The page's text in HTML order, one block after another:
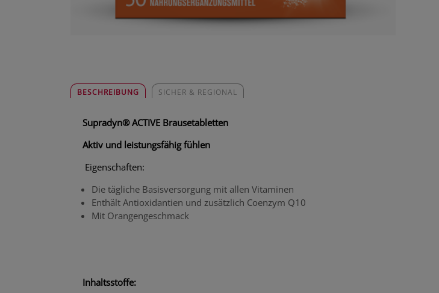
BESCHREIBUNG SICHER & REGIONAL
Supradyn® ACTIVE Brausetabletten
Aktiv und leistungsfähig fühlen
Eigenschaften:
Die tägliche Basisversorgung mit allen Vitaminen
Enthält Antioxidantien und zusätzlich Coenzym Q10
Mit Orangengeschmack
Inhaltsstoffe: